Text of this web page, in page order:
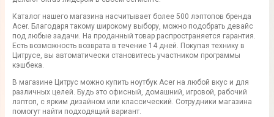
Каталог нашего магазина насчитывает более 500 лэптопов бренда
Acer. Благодаря такому широкому выбору, можно подобрать девайс
под любые задачи. На проданный товар распространяется гарантия.
Есть возможность возврата в течение 14 дней. Покупая технику в
Цитрусе, вы автоматически становитесь участником программы
кэшбека.
В магазине Цитрус можно купить ноутбук Acer на любой вкус и для
различных целей. Будь это офисный, домашний, игровой, рабочий
лэптоп, с ярким дизайном или классический. Сотрудники магазина
помогут найти подходящий вариант.